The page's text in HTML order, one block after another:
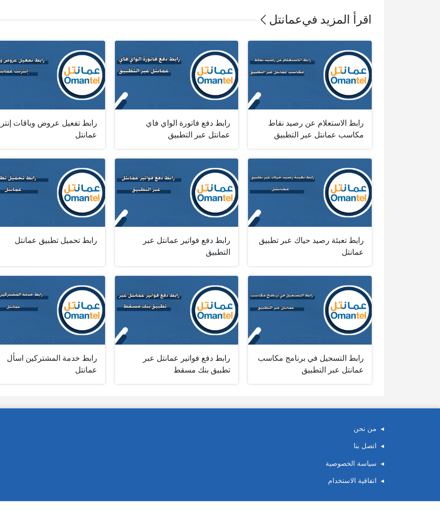
اقرأ المزيد فيعمانتل
رابط الاستعلام عن رصيد نقاط
مكاسب عمانتل عبر التطبيق
رابط دفع فاتورة الواي فاي
عمانتل عبر التطبيق
رابط تفعيل عروض وباقات
عمانتل
رابط تعبئة رصيد حياك عبر تطبيق
عمانتل
رابط دفع فواتير عمانتل عبر
التطبيق
رابط تحميل تطبيق عمانتل
رابط التسجيل في برنامج مكاسب
عمانتل عبر التطبيق
رابط دفع فواتير عمانتل عبر
تطبيق بنك مسقط
رابط خدمة المشتركين اسأل
عمانتل
من نحن
اتصل بنا
سياسة الخصوصية
اتفاقية الاستخدام